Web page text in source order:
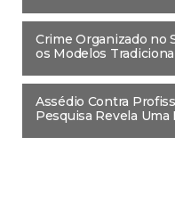
Crime Organizado no
os Modelos
Assédio Contra
Pesquisa Revela